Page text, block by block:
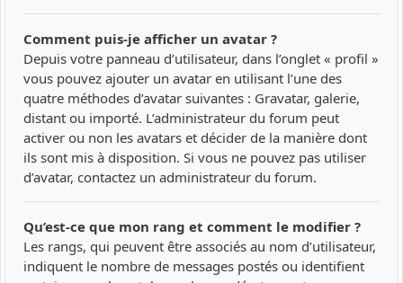
Comment puis-je afficher un avatar ?
Depuis votre panneau d’utilisateur, dans l’onglet « profil »
vous pouvez ajouter un avatar en utilisant l’une des
quatre méthodes d’avatar suivantes : Gravatar, galerie,
distant ou importé. L’administrateur du forum peut
activer ou non les avatars et décider de la manière dont
ils sont mis à disposition. Si vous ne pouvez pas utiliser
d’avatar, contactez un administrateur du forum.
Qu’est-ce que mon rang et comment le modifier ?
Les rangs, qui peuvent être associés au nom d’utilisateur,
indiquent le nombre de messages postés ou identifient